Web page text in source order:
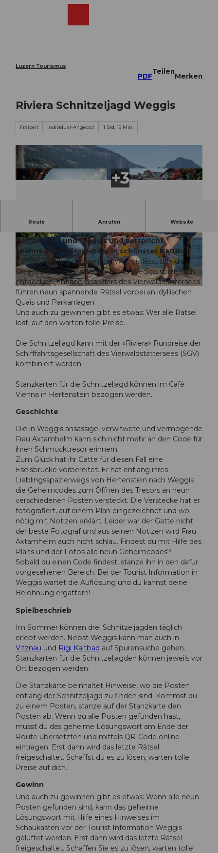
Luzern Tourismus
PDF
Teilen
Merken
Riviera Schnitzeljagd Weggis
Freizeit Individual-Angebot 1 Std. 15 Min.
© Luzern Tourismus, Tamara Stalder | CC-BY
Podcast Episode: Die Luzerner Riviera
© Tamara Stalder | Luzern Tourismus |
CC-BY-NC-ND
Route Anrufen Website
Die “Riviera Schnitzeljagd” bringt Sie an die
schönsten Plätze entlang der Riviera zwischen
Hertenstein und Weggis und verspricht
spannenden Rätselspass in schönster Natur.
Auf der Riviera Schnitzeljagd Weggis lässt sich die
Riviera zwischen Hertenstein und Weggis spielerisch
entdecken. Entlang des Ufers des Vierwaldstättersees
führen neun spannende Rätsel vorbei an idyllischen
Quais und Parkanlagen.
Und auch zu gewinnen gibt es etwas: Wer alle Rätsel
löst, auf den warten tolle Preise.
Die Schnitzeljagd kann mit der «Riviera» Rundreise der
Schifffahrtsgesellschaft des Vierwaldstättersees (SGV)
kombiniert werden.
Stanzkarten für die Schnitzeljagd können im Café
Vienna in Hertenstein bezogen werden.
Geschichte
Die in Weggis ansässige, verwitwete und vermögende
Frau Axtamhelm kann sich nicht mehr an den Code für
ihren Schmucktresor erinnern.
Zum Glück hat ihr Gatte für diesen Fall eine
Eselsbrücke vorbereitet. Er hat entlang ihres
Lieblingsspazierwegs von Hertenstein nach Weggis
die Geheimcodes zum Öffnen des Tresors an neun
verschiedenen Posten versteckt. Die Verstecke hat er
fotografiert, auf einem Plan eingezeichnet und wo
nötig mit Notizen erklärt. Leider war der Gatte nicht
der beste Fotograf und aus seinen Notizen wird Frau
Axtamhelm auch nicht schlau. Findest du mit Hilfe des
Plans und der Fotos alle neun Geheimcodes?
Sobald du einen Code findest, stanze ihn in den dafür
vorgesehenen Bereich. Bei der Tourist Information in
Weggis wartet die Auflösung und du kannst deine
Belohnung ergattern!
Spielbeschrieb
Im Sommer können drei Schnitzeljagden täglich
erlebt werden. Nebst Weggis kann man auch in
Vitznau und Rigi Kaltbad auf Spurensuche gehen.
Stanzkarten für die Schnitzeljagden können jeweils vor
Ort bezogen werden.
Die Stanzkarte beinhaltet Hinweise, wo die Posten
entlang der Schnitzeljagd zu finden sind. Kommst du
zu einem Posten, stanze auf der Stanzkarte den
Posten ab. Wenn du alle Posten gefunden hast,
musst du das geheime Lösungswort am Ende der
Route übersetzten und mittels QR-Code online
eintragen. Erst dann wird das letzte Rätsel
freigeschaltet. Schaffst du es zu lösen, warten tolle
Preise auf dich.
Gewinn
Und auch zu gewinnen gibt es etwas: Wenn alle neun
Posten gefunden sind, kann das geheime
Lösungswort mit Hilfe eines Hinweises im
Schaukasten vor der Tourist Information Weggis
gelüftet werden. Erst dann wird das letzte Rätsel
freigeschaltet. Schaffen Sie es zu lösen, warten tolle